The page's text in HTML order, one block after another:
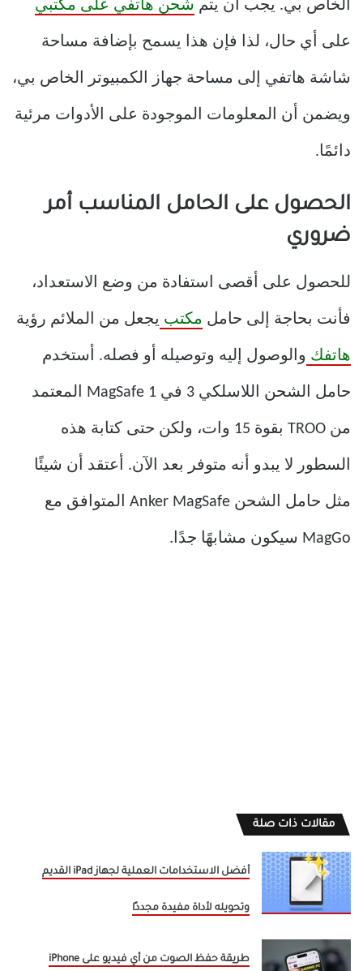
الخاص بي. يجب أن يتم شحن هاتفي على مكتبي
على أي حال، لذا فإن هذا يسمح بإضافة مساحة
شاشة هاتفي إلى مساحة جهاز الكمبيوتر الخاص بي،
ويضمن أن المعلومات الموجودة على الأدوات مرئية
دائمًا.
الحصول على الحامل المناسب أمر
ضروري
للحصول على أقصى استفادة من وضع الاستعداد،
فأنت بحاجة إلى حامل مكتب يجعل من الملائم رؤية
هاتفك والوصول إليه وتوصيله أو فصله. أستخدم
حامل الشحن اللاسلكي 3 في 1 MagSafe المعتمد
من TROO بقوة 15 وات، ولكن حتى كتابة هذه
السطور لا يبدو أنه متوفر بعد الآن. أعتقد أن شيئًا
مثل حامل الشحن Anker MagSafe المتوافق مع
MagGo سيكون مشابهًا جدًا.
مقالات ذات صلة
أفضل الاستخدامات العملية لجهاز iPad القديم
وتحويله لأداة مفيدة مجددًا
طريقة حفظ الصوت من أي فيديو على iPhone